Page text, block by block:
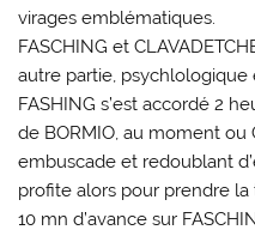
virages emblématiques.
FASCHING et
autre partie,
FASHING s’est accordé 2
de BORMIO, au moment ou
embuscade et redoublant
profite alors pour prendre
10 mn d’avance sur